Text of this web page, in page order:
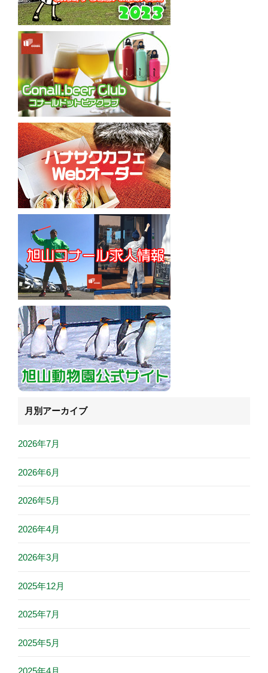
月別アーカイブ
2026年7月
2026年6月
2026年5月
2026年4月
2026年3月
2025年12月
2025年7月
2025年5月